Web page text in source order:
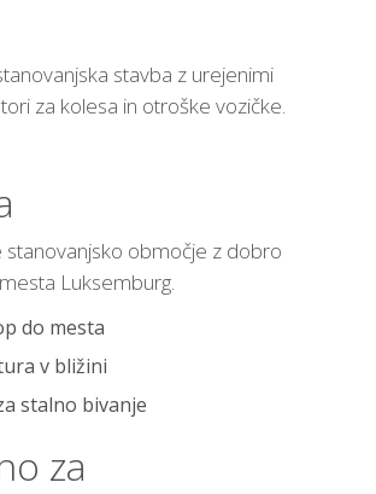
stavba z urejenimi
za kolesa in otroške vozičke.
stanovanjsko območje z dobro
Luksemburg.
do mesta
v bližini
stalno bivanje
za